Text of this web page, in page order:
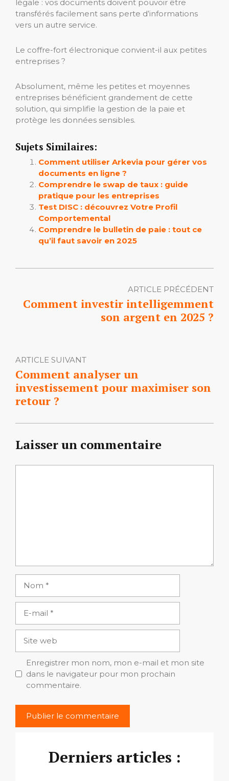
légale : vos documents doivent pouvoir être
transférés facilement sans perte d’informations
vers un autre service.
Le coffre-fort électronique convient-il aux petites
entreprises ?
Absolument, même les petites et moyennes
entreprises bénéficient grandement de cette
solution, qui simplifie la gestion de la paie et
protège les données sensibles.
Sujets Similaires:
Comment utiliser Arkevia pour gérer vos
documents en ligne ?
Comprendre le swap de taux : guide
pratique pour les entreprises
Test DISC : découvrez Votre Profil
Comportemental
Comprendre le bulletin de paie : tout ce
qu’il faut savoir en 2025
ARTICLE PRÉCÉDENT
Comment investir intelligemment
son argent en 2025 ?
ARTICLE SUIVANT
Comment analyser un
investissement pour maximiser son
retour ?
Laisser un commentaire
mail
web
Enregistrer mon nom, mon e-mail et mon site
dans le navigateur pour mon prochain
commentaire.
Derniers articles :